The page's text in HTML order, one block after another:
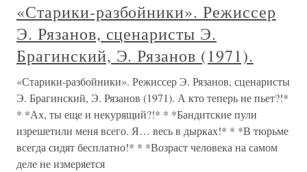
«Старики-разбойники». Режиссер
Э. Рязанов, сценаристы Э.
Брагинский, Э. Рязанов (1971).
«Старики-разбойники». Режиссер Э. Рязанов, сценаристы
Э. Брагинский, Э. Рязанов (1971). А кто теперь не пьет?!*
* *Ах, ты еще и некурящий?!* * *Бандитские пули
изрешетили меня всего. Я… весь в дырках!* * *В тюрьме
всегда сидят бесплатно!* * *Возраст человека на самом
деле не измеряется